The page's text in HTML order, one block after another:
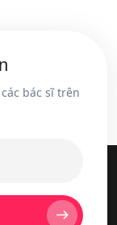
bác sĩ trên